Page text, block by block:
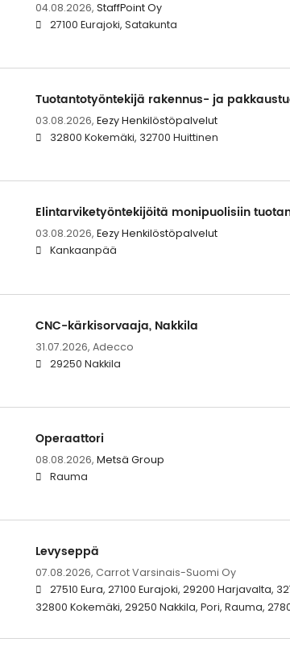
04.08.2026, StaffPoint Oy
27100 Eurajoki, Satakunta
Tuotantotyöntekijä rakennus- ja
03.08.2026, Eezy Henkilöstöpalvelut
32800 Kokemäki, 32700 Huittinen
Elintarviketyöntekijöitä monipuolisiin
03.08.2026, Eezy Henkilöstöpalvelut
Kankaanpää
CNC-kärkisorvaaja, Nakkila
31.07.2026, Adecco
29250 Nakkila
Operaattori
08.08.2026, Metsä Group
Rauma
Levyseppä
07.08.2026, Carrot Varsinais-Suomi Oy
27510 Eura, 27100 Eurajoki, 29200 Harjavalta,
32800 Kokemäki, 29250 Nakkila, Pori, Rauma,